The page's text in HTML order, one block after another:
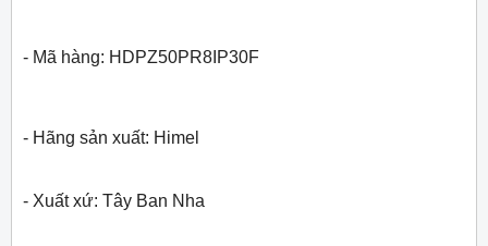
- Mã hàng: HDPZ50PR8IP30F
- Hãng sản xuất: Himel
- Xuất xứ: Tây Ban Nha